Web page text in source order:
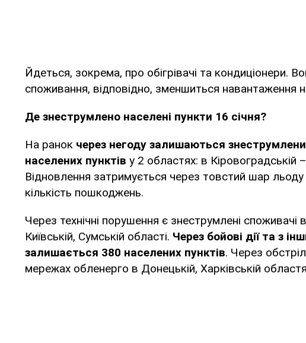
Йдеться, зокрема, про обігрівачі та кондиціонери.
споживання, відповідно, зменшиться навантаження
Де знеструмлено населені пункти 16 січня?
На ранок через негоду залишаються
населених пунктів у 2 областях: в Кіровоградській
Відновлення затримується через товстий шар
кількість пошкоджень.
Через технічні порушення є знеструмлені споживачі
Київській, Сумській області. Через бойові дії та з
залишається 380 населених пунктів. Через
мережах обленерго в Донецькій, Харківській